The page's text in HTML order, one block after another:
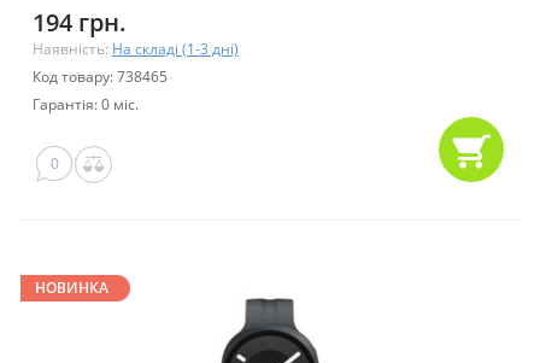
194 грн.
Наявність: На складі (1-3 дні)
Код товару: 738465
Гарантія: 0 міс.
0
НОВИНКА